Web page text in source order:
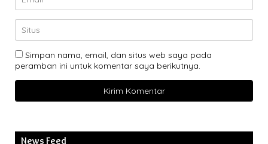
Simpan nama, email, dan situs web saya pada
peramban ini untuk komentar saya berikutnya.
News Feed